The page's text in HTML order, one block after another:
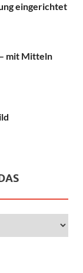
eingerichtet
mit Mitteln